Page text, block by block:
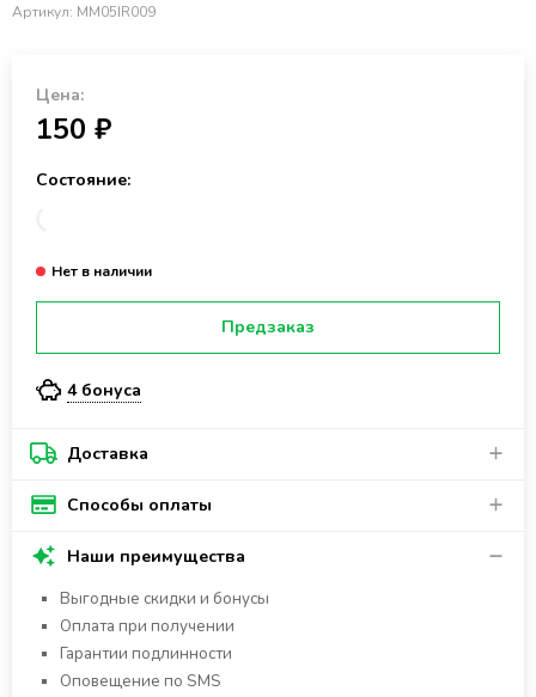
Артикул: MM05IR009
Цена:
150 ₽
Состояние:
Предзаказ
4 бонуса
Доставка
Способы оплаты
Наши преимущества
Выгодные скидки и бонусы
Оплата при получении
Гарантии подлинности
Оповещение по SMS